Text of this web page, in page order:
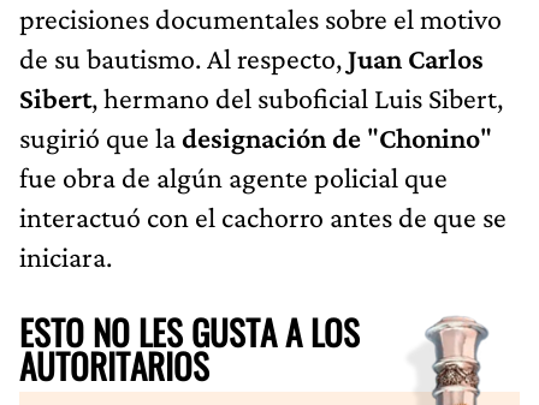
precisiones documentales sobre el motivo
de su bautismo. Al respecto,Juan Carlos
Sibert, hermano del suboficial Luis Sibert,
sugirió que ladesignación de "Chonino"
fue obra de algún agente policial que
interactuó con el cachorro antes de que se
iniciara.
ESTO NO LES GUSTA A LOS
AUTORITARIOS